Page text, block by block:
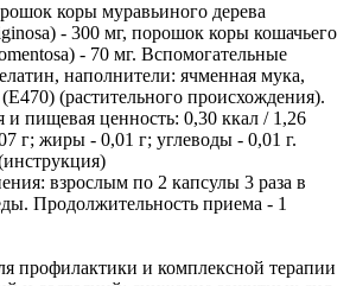
коры муравьиного дерева
- 300 мг, порошок коры кошачьего
- 70 мг. Вспомогательные
наполнители: ячменная мука,
(Е470) (растительного происхождения).
и пищевая ценность: 0,30 ккал / 1,26
г; жиры - 0,01 г; углеводы - 0,01 г.
взрослым по 2 капсулы 3 раза в
Продолжительность приема - 1
профилактики и комплексной терапии